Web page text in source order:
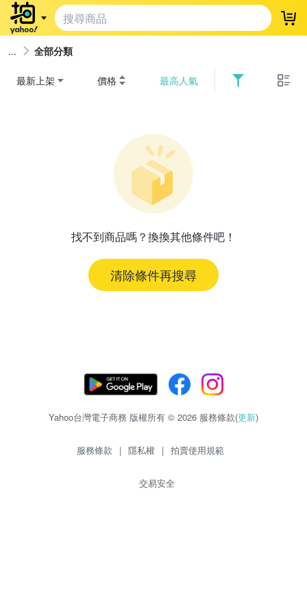
登
全部分類
最新上架 價格 最高人氣
找不到商品嗎？換換其他條件吧！
清除條件再搜尋
Yahoo台灣電子商務 版權所有 © 2026 服務條款(更新)
服務條款 | 隱私權 | 拍賣使用規範
交易安全